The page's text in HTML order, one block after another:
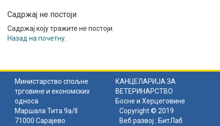
Садржај не постоји
Садржај коју тражите не постоји.
Назад на почетну
Министарство спољне
трговине и економских
односа
КАНЦЕЛАРИЈА ЗА
ВЕТЕРИНАРСТВО
Босне и Херцеговине
Маршала Тита 9а/II
71000 Сарајево
Copyright © 2019
Веб развој : БитЛаб